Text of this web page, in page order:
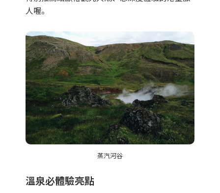
人喔。
蒸汽河谷
溫泉必體驗亮點